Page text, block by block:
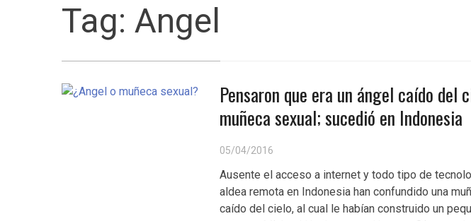
Tag: Angel
Pensaron que era un ángel caído del
muñeca sexual; sucedió en Indonesia
05/04/2016
Ausente el acceso a internet y todo tipo de
aldea remota en Indonesia han confundido una
caído del cielo, al cual le habían construido un